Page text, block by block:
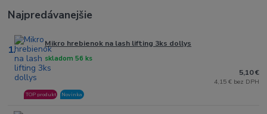
Najpredávanejšie
1. Mikro hrebienok na lash lifting 3ks dollys
skladom 56 ks
TOP produkt Novinka
5,10 €
4,15 € bez DPH